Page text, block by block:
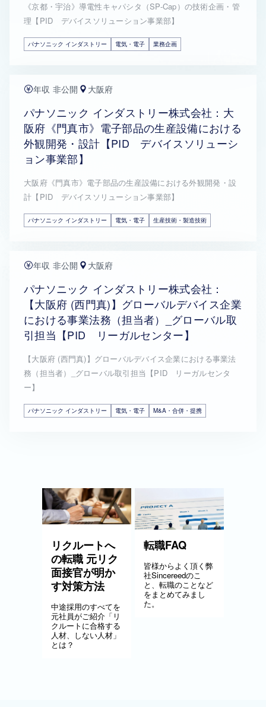
《京都・宇治》導電性キャパシタ（SP-Cap）の技術企画・管
理【PID デバイスソリューション事業部】
パナソニック インダストリー 電気・電子 業務企画
年収 非公開 大阪府
パナソニック インダストリー株式会社：大
阪府《門真市》電子部品の生産設備における
外観開発・設計【PID デバイスソリューシ
ョン事業部】
大阪府《門真市》電子部品の生産設備における外観開発・設
計【PID デバイスソリューション事業部】
パナソニック インダストリー 電気・電子 生産技術・製造技術
年収 非公開 大阪府
パナソニック インダストリー株式会社：
【大阪府 (西門真)】グローバルデバイス企業
における事業法務（担当者）_グローバル取
引担当【PID リーガルセンター】
【大阪府 (西門真)】グローバルデバイス企業における事業法
務（担当者）_グローバル取引担当【PID リーガルセンタ
ー】
パナソニック インダストリー 電気・電子 M&A・合併・提携
リクルートへ
の転職 元リク
面接官が明か
す対策方法
中途採用のすべてを
元社員がご紹介「リ
クルートに合格する
人材、しない人材」
とは？
転職FAQ
皆様からよく頂く弊
社Sincereedのこ
と、転職のことなど
をまとめてみまし
た。